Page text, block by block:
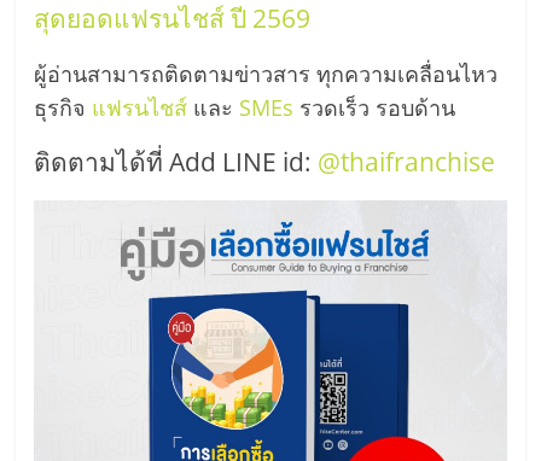
สุดยอดแฟรนไชส์ ปี 2569
ผู้อ่านสามารถติดตามข่าวสาร ทุกความเคลื่อนไหว
ธุรกิจ แฟรนไชส์ และ SMEs รวดเร็ว รอบด้าน
ติดตามได้ที่ Add LINE id: @thaifranchise